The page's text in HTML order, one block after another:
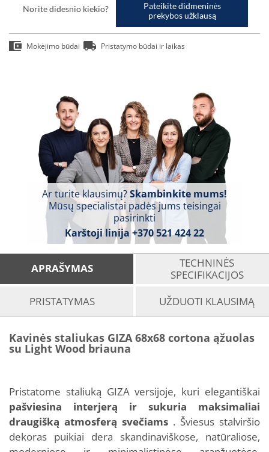
Norite didesnio kiekio?
Pateikite didmeninės
prekybos užklausą
Mokėjimo būdai Pristatymo būdai ir laikas
Ar turite klausimų?Skambinkite mums!
Mūsų specialistai padės jums teisingai
pasirinkti
Karštoji linija +370 521 424 22
APRAŠYMAS
TECHNINĖS
SPECIFIKACIJOS
PRISTATYMAS
UŽDUOTI KLAUSIMĄ
Kavinės staliukas GIZA 68x68 cortona ąžuolas
su Light Wood briauna
Pristatome staliuką GIZA versijoje, kuri elegantiškai
pašviesina interjerą ir sukuria maksimaliai
draugišką atmosferą svečiams . Šviesus stalviršio
dekoras puikiai dera skandinaviškose, natūraliose,